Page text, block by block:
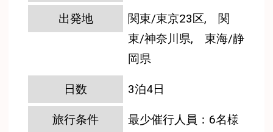
出発地
関東/東京23区, 関
東/神奈川県, 東海/静
岡県
日数 3泊4日
旅行条件
最少催行人員：6名様